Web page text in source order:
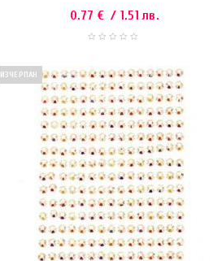
0.77 € / 1.51 лв.
ИЗЧЕРПАН